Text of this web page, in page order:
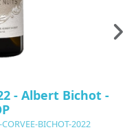
- Albert Bichot -
BICHOT-2022